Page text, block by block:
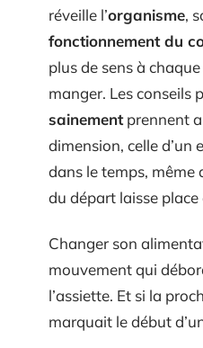
réveille l’organisme,
fonctionnement du
plus de sens à
manger. Les conseils
sainementprennent
dimension, celle d’un
dans le temps, même
du départ laisse
Changer son
mouvement qui
l’assiette. Et si la
marquait le début